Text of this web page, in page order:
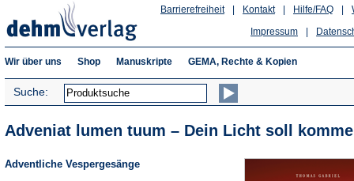
Hilfe/FAQ
Kontakt
Barrierefreiheit
Impressum
Wir über uns Shop Manuskripte GEMA, Rechte & Kopien
Suche:
Adveniat lumen tuum – Dein Licht soll
Adventliche Vespergesänge